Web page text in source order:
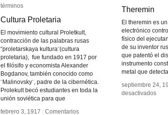
términos
Cultura Proletaria
El movimiento cultural Proletkult,
contracción de las palabras rusas
“proletarskaya kultura¨(cultura
proletaria), fue fundado en 1917 por
el filósifo y economista Alexander
Bogdanov, también conocido como
¨Malinovsky¨, padre de la cibernética.
Prolekult becó estudiantes en toda la
unión soviética para que
febrero 3, 1917 / Comentarios
términos
Cultura Proletaria
febrero 3, 1917 / Comentarios
Theremin
El theremin es
electrónico
físico del
de su inventor
que patentó el
instrumento
metal que
septiembre 24,
desactivadosen
Theremin
septiembre 24,
desactivadosen